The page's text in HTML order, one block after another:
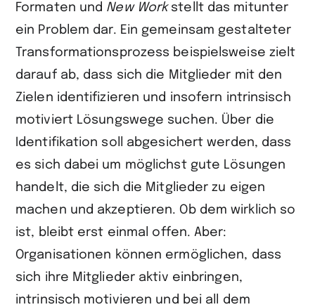
Formaten und New Workstellt das mitunter
ein Problem dar. Ein gemeinsam gestalteter
Transformationsprozess beispielsweise zielt
darauf ab, dass sich die Mitglieder mit den
Zielen identifizieren und insofern intrinsisch
motiviert Lösungswege suchen. Über die
Identifikation soll abgesichert werden, dass
es sich dabei um möglichst gute Lösungen
handelt, die sich die Mitglieder zu eigen
machen und akzeptieren. Ob dem wirklich so
ist, bleibt erst einmal offen. Aber:
Organisationen können ermöglichen, dass
sich ihre Mitglieder aktiv einbringen,
intrinsisch motivieren und bei all dem